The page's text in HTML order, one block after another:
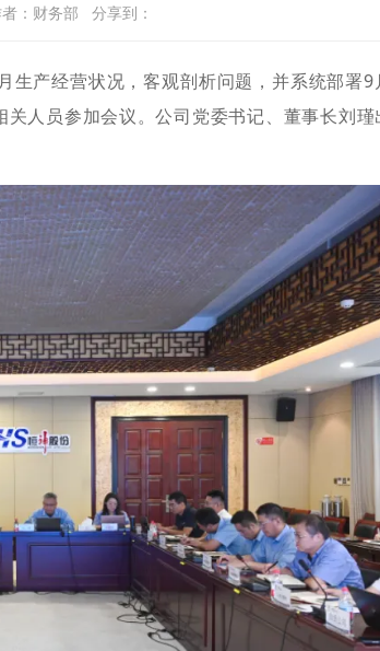
：财务部 分享到：
产经营状况，客观剖析问题，并系统部署9
人员参加会议。公司党委书记、董事长刘瑾